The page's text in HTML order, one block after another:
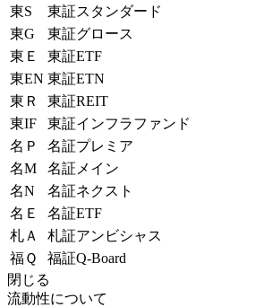
東S
東証スタンダード
東G
東証グロース
東Ｅ
東証ETF
東EN 東証ETN
東Ｒ
東証REIT
東IF
東証インフラファンド
名Ｐ
名証プレミア
名M
名証メイン
名N
名証ネクスト
名Ｅ
名証ETF
札Ａ
札証アンビシャス
福Ｑ
福証Q-Board
閉じる
流動性について